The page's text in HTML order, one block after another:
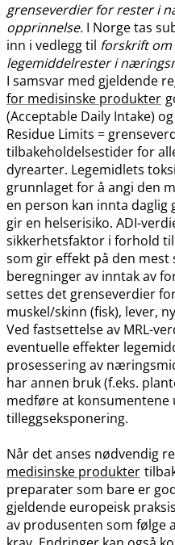
grenseverdier for rester i
opprinnelse. I Norge tas
inn i vedlegg til forskrift
legemiddelrester i
I samsvar med gjeldende
for medisinske produkter
(Acceptable Daily Intake)
Residue Limits =
tilbakeholdelsestider for
dyrearter. Legemidlets
grunnlaget for å angi den
en person kan innta
gir en helserisiko. ADI-
sikkerhetsfaktor i forhold
som gir effekt på den
beregninger av inntak av
settes det grenseverdier
muskel​/​skinn (fisk), lever,
Ved fastsettelse av MRL-
eventuelle effekter
prosessering av
har annen bruk (f.eks.
medføre at konsumentene
tilleggseksponering.
Når det anses nødvendig
medisinske produkter
preparater som bare er
gjeldende europeisk
av produsenten som følge